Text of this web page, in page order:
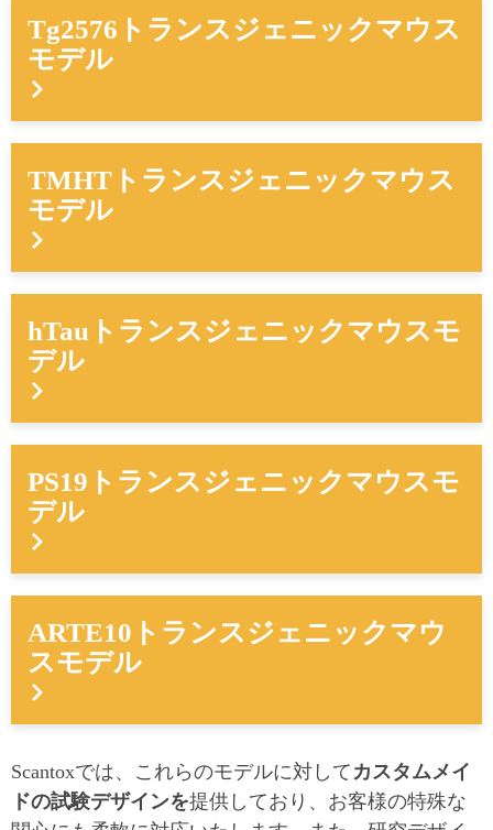
Tg2576トランスジェニックマウス
モデル
TMHTトランスジェニックマウス
モデル
hTauトランスジェニックマウスモ
デル
PS19トランスジェニックマウスモ
デル
ARTE10トランスジェニックマウ
スモデル
Scantoxでは、これらのモデルに対して カスタムメイ
ドの試験デザインを提供しており、お客様の特殊な